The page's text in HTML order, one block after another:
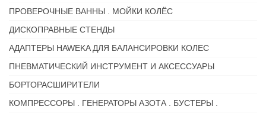
ПРОВЕРОЧНЫЕ ВАННЫ . МОЙКИ КОЛЁС
ДИСКОПРАВНЫЕ СТЕНДЫ
АДАПТЕРЫ HAWEKA ДЛЯ БАЛАНСИРОВКИ КОЛЕС
ПНЕВМАТИЧЕСКИЙ ИНСТРУМЕНТ И АКСЕССУАРЫ
БОРТОРАСШИРИТЕЛИ
КОМПРЕССОРЫ . ГЕНЕРАТОРЫ АЗОТА . БУСТЕРЫ .